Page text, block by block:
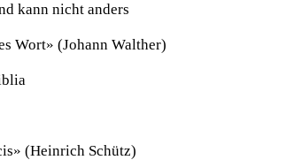
kann nicht anders
Wort» (Johann Walther)
(Heinrich Schütz)